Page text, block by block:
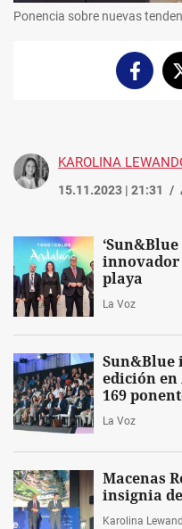
Ponencia sobre nuevas
KAROLINA
15.11.2023 | 21:31
innovador
playa
La Voz
Sun&Blue
edición en
169
La Voz
Macenas
insignia
Karolina